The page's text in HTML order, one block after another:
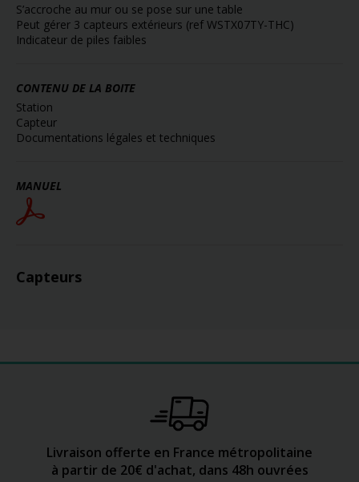
S’accroche au mur ou se pose sur une table
Peut gérer 3 capteurs extérieurs (ref WSTX07TY-THC)
Indicateur de piles faibles
CONTENU DE LA BOITE
Station
Capteur
Documentations légales et techniques
MANUEL
Capteurs
Livraison offerte en France métropolitaine
à partir de 20€ d'achat, dans 48h ouvrées